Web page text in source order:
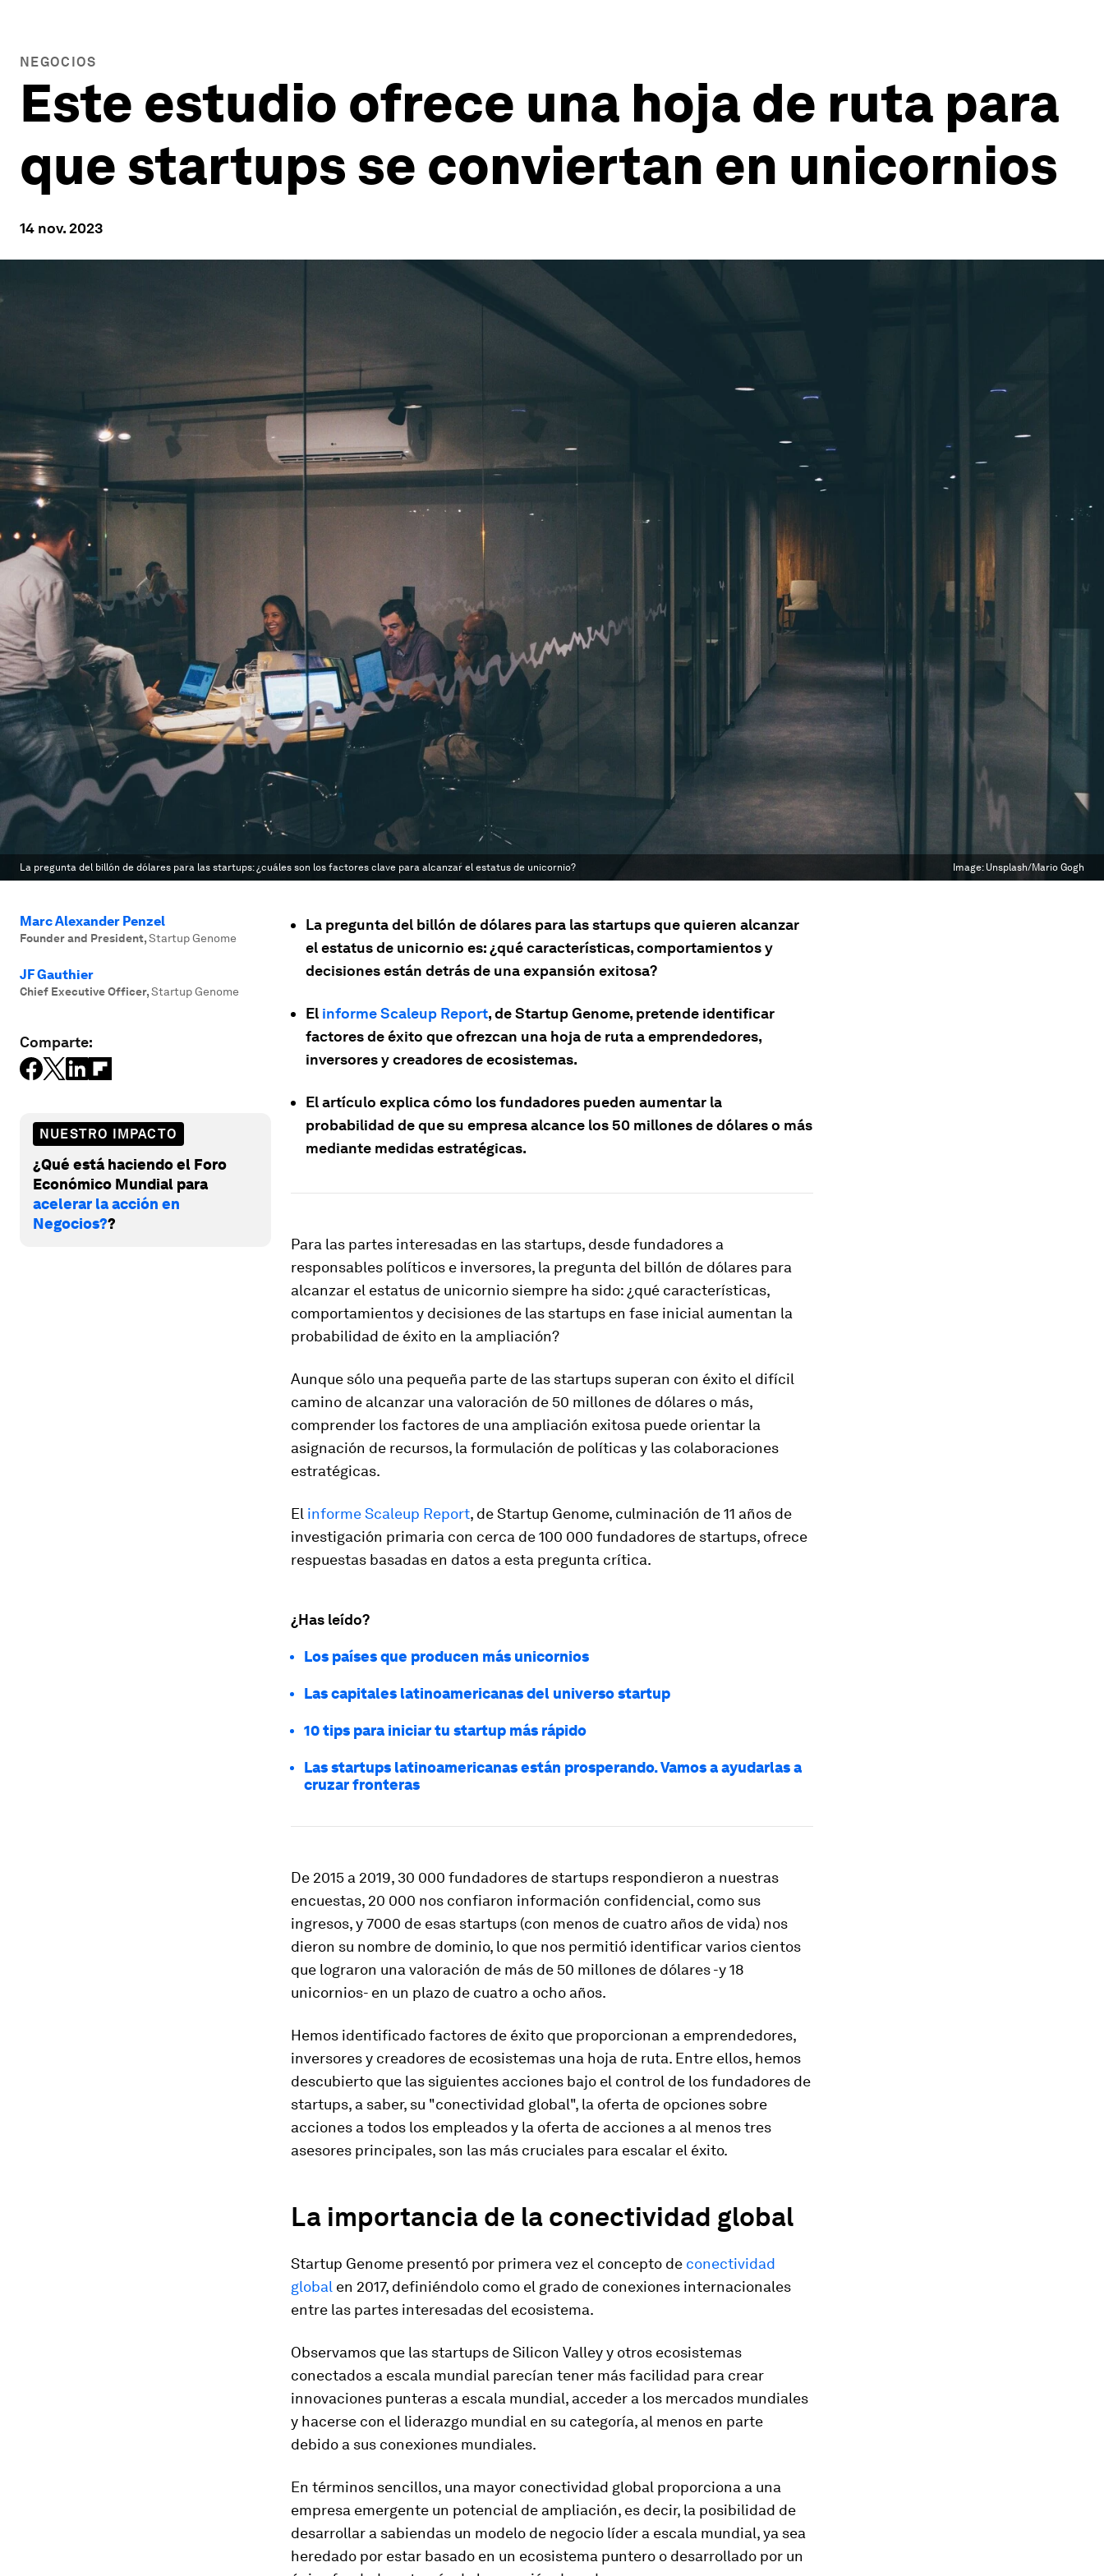
NEGOCIOS
Este estudio ofrece una hoja de ruta para
que startups se conviertan en unicornios
14 nov. 2023
La pregunta del billón de dólares para las startups: ¿cuáles son los factores clave para alcanzar el estatus de unicornio? Image: Unsplash/Mario Gogh
Marc Alexander Penzel
Founder and President,Startup Genome
JF Gauthier
Chief Executive Officer,Startup Genome
Comparte:
NUESTRO IMPACTO
¿Qué está haciendo el Foro
Económico Mundial para
acelerar la acción en
Negocios??
La pregunta del billón de dólares para las startups que quieren alcanzar
el estatus de unicornio es: ¿qué características, comportamientos y
decisiones están detrás de una expansión exitosa?
El informe Scaleup Report, de Startup Genome, pretende identificar
factores de éxito que ofrezcan una hoja de ruta a emprendedores,
inversores y creadores de ecosistemas.
El artículo explica cómo los fundadores pueden aumentar la
probabilidad de que su empresa alcance los 50 millones de dólares o más
mediante medidas estratégicas.
Para las partes interesadas en las startups, desde fundadores a
responsables políticos e inversores, la pregunta del billón de dólares para
alcanzar el estatus de unicornio siempre ha sido: ¿qué características,
comportamientos y decisiones de las startups en fase inicial aumentan la
probabilidad de éxito en la ampliación?
Aunque sólo una pequeña parte de las startups superan con éxito el difícil
camino de alcanzar una valoración de 50 millones de dólares o más,
comprender los factores de una ampliación exitosa puede orientar la
asignación de recursos, la formulación de políticas y las colaboraciones
estratégicas.
El informe Scaleup Report, de Startup Genome, culminación de 11 años de
investigación primaria con cerca de 100 000 fundadores de startups, ofrece
respuestas basadas en datos a esta pregunta crítica.
¿Has leído?
Los países que producen más unicornios
Las capitales latinoamericanas del universo startup
10 tips para iniciar tu startup más rápido
Las startups latinoamericanas están prosperando. Vamos a ayudarlas a
cruzar fronteras
De 2015 a 2019, 30 000 fundadores de startups respondieron a nuestras
encuestas, 20 000 nos confiaron información confidencial, como sus
ingresos, y 7000 de esas startups (con menos de cuatro años de vida) nos
dieron su nombre de dominio, lo que nos permitió identificar varios cientos
que lograron una valoración de más de 50 millones de dólares -y 18
unicornios- en un plazo de cuatro a ocho años.
Hemos identificado factores de éxito que proporcionan a emprendedores,
inversores y creadores de ecosistemas una hoja de ruta. Entre ellos, hemos
descubierto que las siguientes acciones bajo el control de los fundadores de
startups, a saber, su "conectividad global", la oferta de opciones sobre
acciones a todos los empleados y la oferta de acciones a al menos tres
asesores principales, son las más cruciales para escalar el éxito.
La importancia de la conectividad global
Startup Genome presentó por primera vez el concepto de conectividad
global en 2017, definiéndolo como el grado de conexiones internacionales
entre las partes interesadas del ecosistema.
Observamos que las startups de Silicon Valley y otros ecosistemas
conectados a escala mundial parecían tener más facilidad para crear
innovaciones punteras a escala mundial, acceder a los mercados mundiales
y hacerse con el liderazgo mundial en su categoría, al menos en parte
debido a sus conexiones mundiales.
En términos sencillos, una mayor conectividad global proporciona a una
empresa emergente un potencial de ampliación, es decir, la posibilidad de
desarrollar a sabiendas un modelo de negocio líder a escala mundial, ya sea
heredado por estar basado en un ecosistema puntero o desarrollado por un